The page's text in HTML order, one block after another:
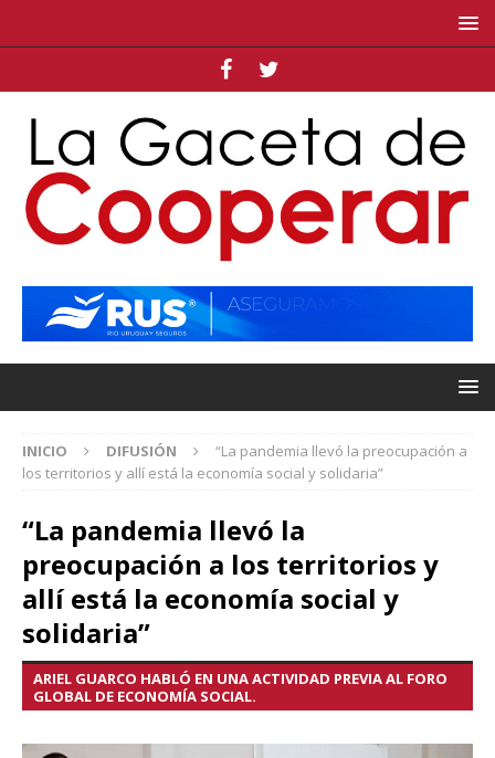
INICIO DIFUSIÓN
“La pandemia llevó la preocupación a
los territorios y allí está la economía social y solidaria”
“La pandemia llevó la
preocupación a los territorios y
allí está la economía social y
solidaria”
ARIEL GUARCO HABLÓ EN UNA ACTIVIDAD PREVIA AL FORO
GLOBAL DE ECONOMÍA SOCIAL.